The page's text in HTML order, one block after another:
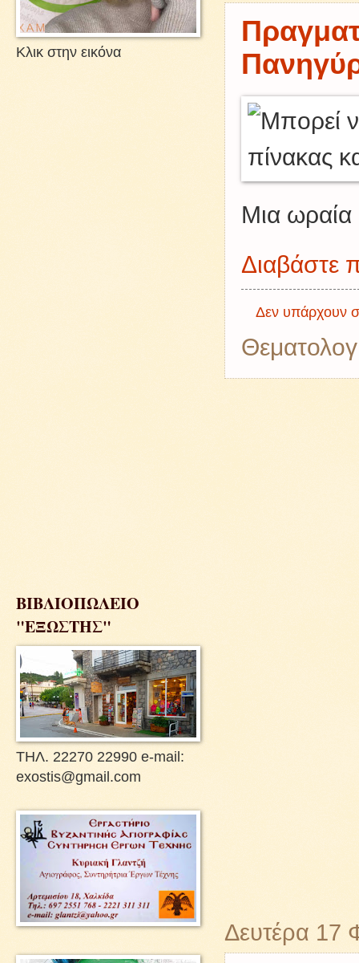
Μια ωραία
Διαβάστε
Δεν υπάρχουν
Δευτέρα 17
Κλικ στην εικόνα
ΒΙΒΛΙΟΠΩΛΕΙΟ
"ΕΞΩΣΤΗΣ"
ΤΗΛ. 22270 22990 e-mail:
exostis@gmail.com